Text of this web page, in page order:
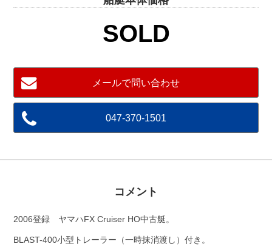
SOLD
メールで問い合わせ
047-370-1501
コメント
2006登録 ヤマハFX Cruiser HO中古艇。
BLAST-400小型トレーラー（一時抹消渡し）付き。